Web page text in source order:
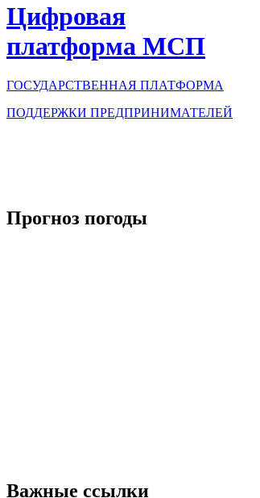
Цифровая
платформа МСП
ГОСУДАРСТВЕННАЯ ПЛАТФОРМА
ПОДДЕРЖКИ ПРЕДПРИНИМАТЕЛЕЙ
Прогноз погоды
Важные ссылки